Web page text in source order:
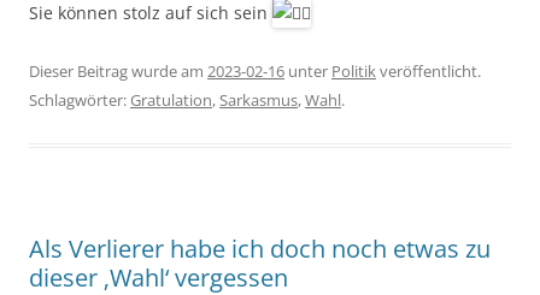
Sie können stolz auf sich sein
Dieser Beitrag wurde am 2023-02-16 unter Politikveröffentlicht.
Schlagwörter:Gratulation,Sarkasmus,Wahl.
Als Verlierer habe ich doch noch etwas zu
dieser ‚Wahl‘ vergessen